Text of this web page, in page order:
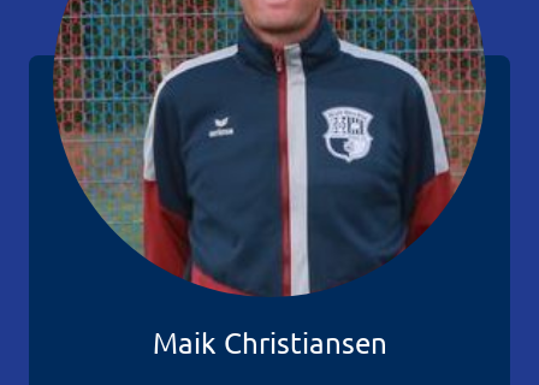
Maik Christiansen